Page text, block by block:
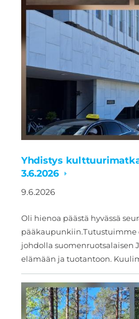
Yhdistys
3.6.2026
9.6.2026
Oli hienoa päästä hyvässä
pääkaupunkiin.Tutustuimme
johdolla suomenruotsalaisen
elämään ja tuotantoon.